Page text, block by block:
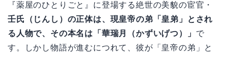
『薬屋のひとりごと』に登場する絶世の美貌の宦官・
壬氏（じんし）の正体は、現皇帝の弟「皇弟」とされ
る人物で、その本名は「華瑞月（かずいげつ）」 で
す。しかし物語が進むにつれて、彼が「皇帝の弟」と